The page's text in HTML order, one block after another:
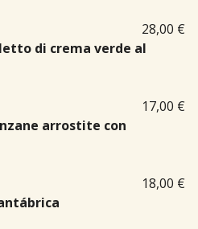
28,00 €
di crema verde al
17,00 €
arrostite con
18,00 €